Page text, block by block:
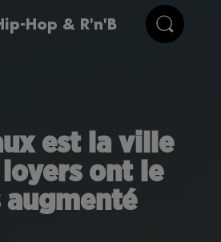
Hop & R'n'B
est la ville
ont le
augmenté